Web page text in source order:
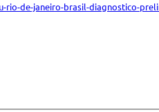
rio-de-janeiro-brasil-diagnostico-